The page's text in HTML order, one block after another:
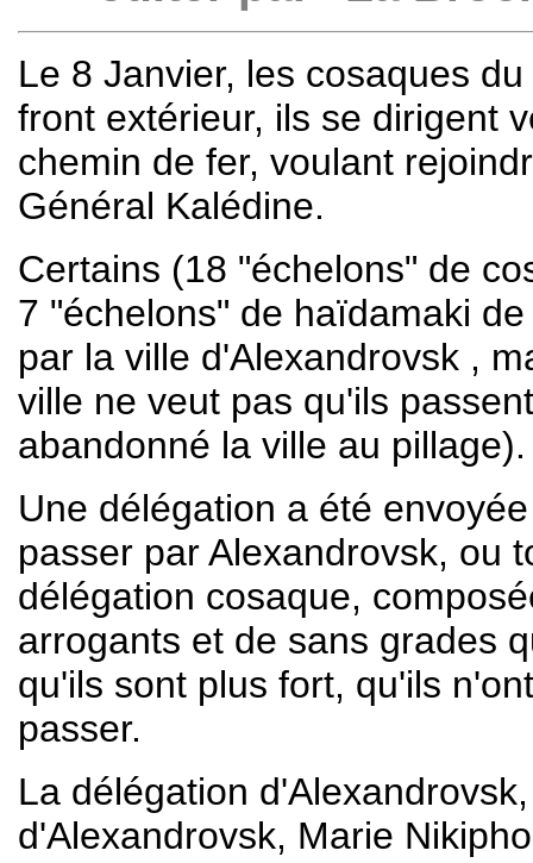
Le 8 Janvier, les cosaques
front extérieur, ils se dirigent
chemin de fer, voulant
Général Kalédine.
Certains (18 "échelons" de
7 "échelons" de haïdamaki
par la ville d'Alexandrovsk ,
ville ne veut pas qu'ils
abandonné la ville au
Une délégation a été
passer par Alexandrovsk, ou
délégation cosaque,
arrogants et de sans grades
qu'ils sont plus fort, qu'ils
passer.
La délégation
d'Alexandrovsk, Marie